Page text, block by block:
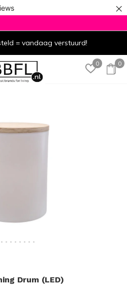
×
0 0
= vandaag verstuurd!
Drum (LED)